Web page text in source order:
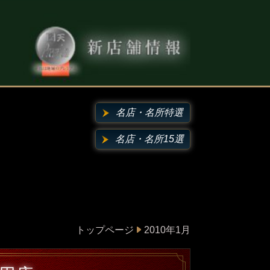
名店・名所特選
名店・名所15選
トップページ 2010年1月